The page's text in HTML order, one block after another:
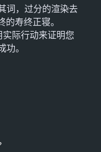
词，过分的渲染去
的寿终正寝。
实际行动来证明您
功。